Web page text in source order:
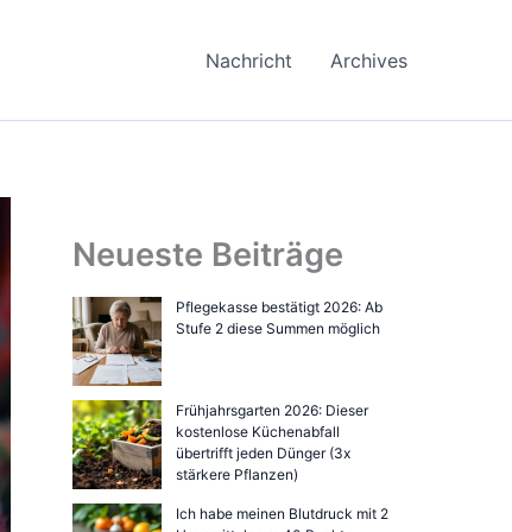
Nachricht Archives
Neueste Beiträge
Pflegekasse bestätigt 2026: Ab
Stufe 2 diese Summen möglich
Frühjahrsgarten 2026: Dieser
kostenlose Küchenabfall
übertrifft jeden Dünger (3x
stärkere Pflanzen)
Ich habe meinen Blutdruck mit 2